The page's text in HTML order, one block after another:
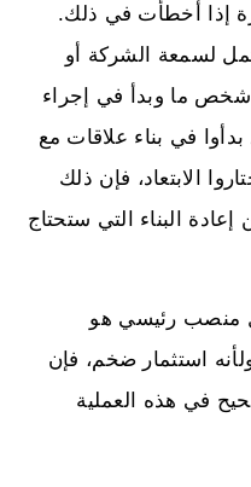
إذا أخطأت في ذلك.
لسمعة الشركة أو
شخص ما وبدأ في إجراء
في بناء علاقات مع
الابتعاد، فإن ذلك
البناء التي ستحتاج
منصب رئيسي هو
استثمار ضخم، فإن
في هذه العملية